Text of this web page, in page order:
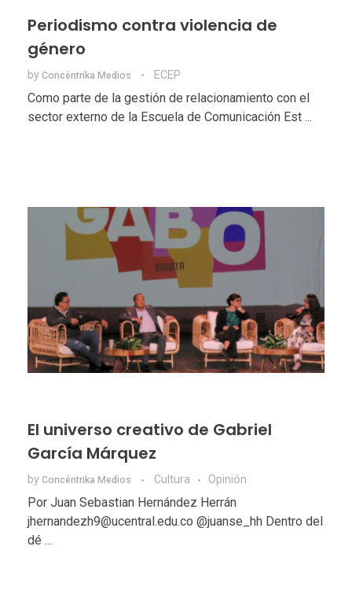
Periodismo contra violencia de
género
by Concéntrika Medios ECEP
Como parte de la gestión de relacionamiento con el
sector externo de la Escuela de Comunicación Est ...
El universo creativo de Gabriel
García Márquez
by Concéntrika Medios Cultura Opinión
Por Juan Sebastian Hernández Herrán
jhernandezh9@ucentral.edu.co @juanse_hh Dentro del
dé ...